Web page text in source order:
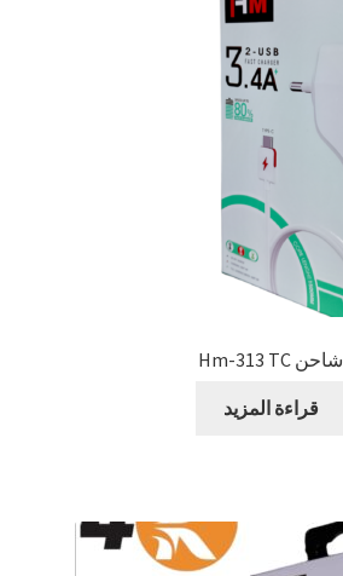
شاحن Hm-313 TC
قراءة المزيد